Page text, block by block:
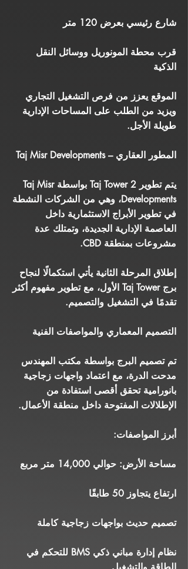
شارع رئيسي بعرض 120 متر
قرب محطة المونوريل ووسائل النقل
الذكية
الموقع يعزز من فرص التشغيل التجاري
ويزيد من الطلب على المساحات الإدارية
طويلة الأجل.
المطور العقاري – Taj Misr Developments
يتم تطوير Taj Tower 2 بواسطة Taj Misr
Developments، وهي من الشركات النشطة
في تطوير الأبراج الاستثمارية داخل
العاصمة الإدارية الجديدة، وتمتلك عدة
مشروعات بمنطقة CBD.
إطلاق المرحلة الثانية يأتي استكمالًا لنجاح
برج Taj Tower الأول، مع تطوير مفهوم أكثر
تقدمًا في التشغيل والتصميم.
التصميم المعماري والمواصفات الفنية
تم تصميم البرج بواسطة مكتب المهندس
مدحت الدرة، مع اعتماد واجهات زجاجية
بانورامية تحقق أقصى استفادة من
الإطلالات المفتوحة داخل منطقة الأعمال.
أبرز المواصفات:
مساحة الأرض: حوالي 14,000 متر مربع
ارتفاع يتجاوز 50 طابقًا
تصميم حديث بواجهات زجاجية كاملة
نظام إدارة مباني ذكي BMS للتحكم في